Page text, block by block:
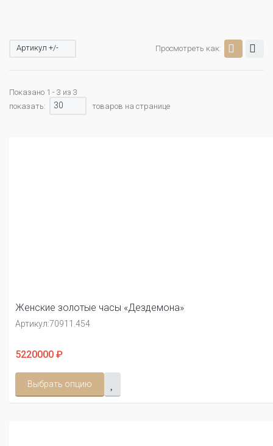
Просмотреть как:
Артикул +/-
Показано 1 - 3 из 3
показать:
30 товаров на странице
Женские золотые часы «Дездемона»
Артикул:70911.454
5220000 ₽
Выбрать опцию